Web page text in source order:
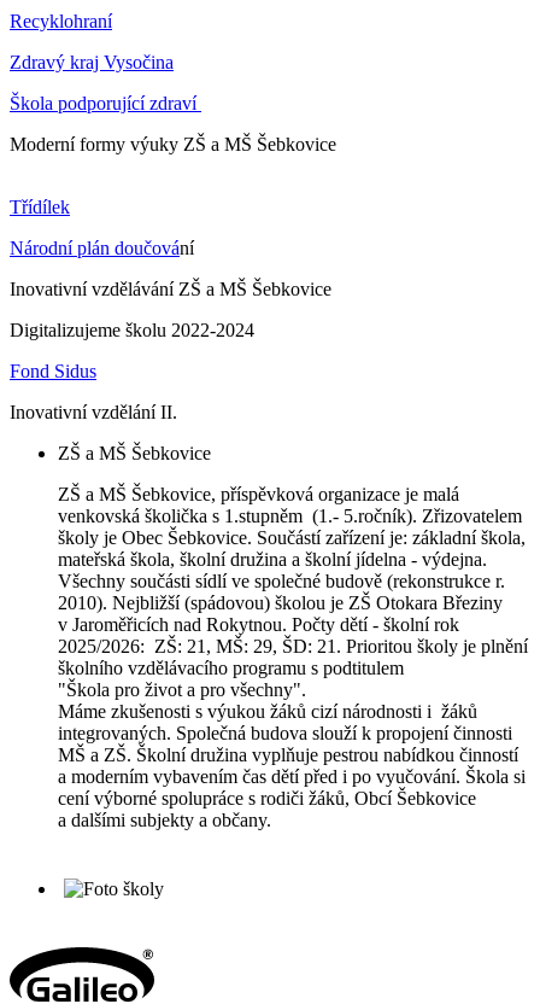
Recyklohraní
Zdravý kraj Vysočina
Škola podporující zdraví
Moderní formy výuky ZŠ a MŠ Šebkovice
Třídílek
Národní plán doučování
Inovativní vzdělávání ZŠ a MŠ Šebkovice
Digitalizujeme školu 2022-2024
Fond Sidus
Inovativní vzdělání II.
ZŠ a MŠ Šebkovice
ZŠ a MŠ Šebkovice, příspěvková organizace je malá
venkovská školička s 1.stupněm (1.- 5.ročník). Zřizovatelem
školy je Obec Šebkovice. Součástí zařízení je: základní škola,
mateřská škola, školní družina a školní jídelna - výdejna.
Všechny součásti sídlí ve společné budově (rekonstrukce r.
2010). Nejbližší (spádovou) školou je ZŠ Otokara Březiny
v Jaroměřicích nad Rokytnou. Počty dětí - školní rok
2025/2026: ZŠ: 21, MŠ: 29, ŠD: 21. Prioritou školy je plnění
školního vzdělávacího programu s podtitulem
"Škola pro život a pro všechny".
Máme zkušenosti s výukou žáků cizí národnosti i žáků
integrovaných. Společná budova slouží k propojení činnosti
MŠ a ZŠ. Školní družina vyplňuje pestrou nabídkou činností
a moderním vybavením čas dětí před i po vyučování. Škola si
cení výborné spolupráce s rodiči žáků, Obcí Šebkovice
a dalšími subjekty a občany.